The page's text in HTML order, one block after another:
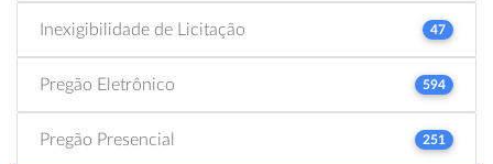
Inexigibilidade de Licitação 47
Pregão Eletrônico 594
Pregão Presencial 251